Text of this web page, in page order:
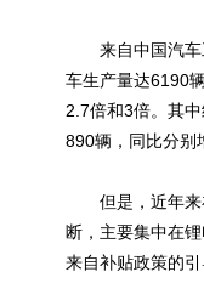
来自中国汽车
车生产量达6190
2.7倍和3倍。其
890辆，同比分别
但是，近年来
断，主要集中在
来自补贴政策的引